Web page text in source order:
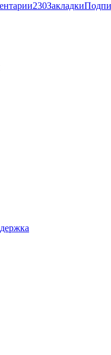
230Закладки